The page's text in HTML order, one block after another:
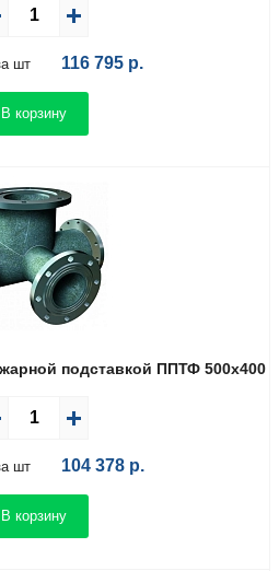
шт 116 795 р.
В корзину
подставкой ППТФ 500х400
шт 104 378 р.
В корзину